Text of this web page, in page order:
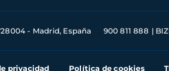
- Madrid, España 900 811 888
privacidad Política de cookies